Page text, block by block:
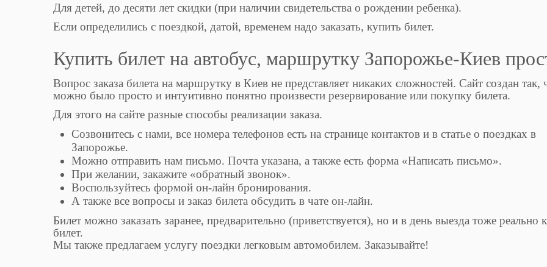
Для детей, до десяти лет скидки (при наличии свидетельства о рождении ребенка).
Если определились с поездкой, датой, временем надо заказать, купить билет.
Купить билет на автобус, маршрутку Запорожье-Киев
Вопрос заказа билета на маршрутку в Киев не представляет никаких сложностей. Сайт создан так,
можно было просто и интуитивно понятно произвести резервирование или покупку билета.
Для этого на сайте разные способы реализации заказа.
Созвонитесь с нами, все номера телефонов есть на странице контактов и в статье о поездках в
Запорожье.
Можно отправить нам письмо. Почта указана, а также есть форма «Написать письмо».
При желании, закажите «обратный звонок».
Воспользуйтесь формой он-лайн бронирования.
А также все вопросы и заказ билета обсудить в чате он-лайн.
Билет можно заказать заранее, предварительно (приветствуется), но и в день выезда тоже реально
билет.
Мы также предлагаем услугу поездки легковым автомобилем. Заказывайте!